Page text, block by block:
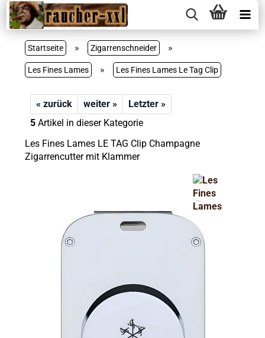
Startseite » Zigarrenschneider »
Les Fines Lames » Les Fines Lames Le Tag Clip
« zurück weiter »
Letzter »
5Artikel in dieser Kategorie
Les Fines Lames LE TAG Clip Champagne
Zigarrencutter mit Klammer